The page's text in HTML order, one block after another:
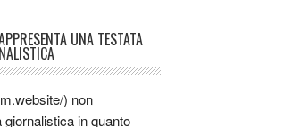
UNA TESTATA
) non
in quanto